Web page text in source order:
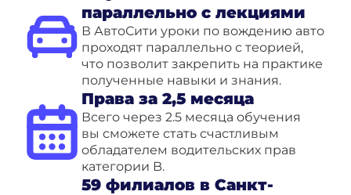
параллельно с лекциями
В АвтоСити уроки по вождению авто
проходят параллельно с теорией,
что позволит закрепить на практике
полученные навыки и знания.
Права за 2,5 месяца
Всего через 2.5 месяца обучения
вы сможете стать счастливым
обладателем водительских прав
категории B.
59 филиалов в Санкт-